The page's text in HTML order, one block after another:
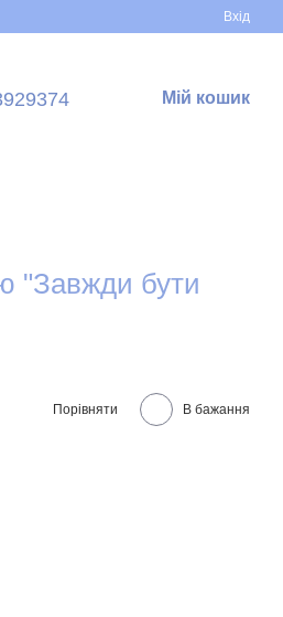
Вхід
Мій кошик
"Завжди бути
Порівняти В бажання